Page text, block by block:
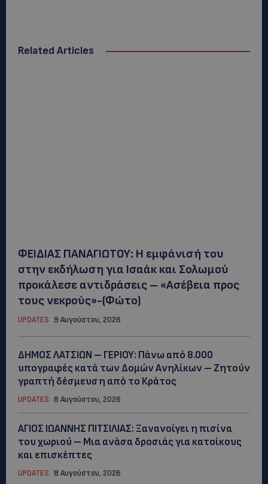
Related Articles
ΦΕΙΔΙΑΣ ΠΑΝΑΓΙΩΤΟΥ: Η εμφάνισή του
στην εκδήλωση για Ισαάκ και Σολωμού
προκάλεσε αντιδράσεις – «Ασέβεια προς
τους νεκρούς»-(Φώτο)
UPDATES 9 Αυγούστου, 2026
ΔΗΜΟΣ ΛΑΤΣΙΩΝ – ΓΕΡΙΟΥ: Πάνω από 8.000
υπογραφές κατά των Δομών Ανηλίκων – Ζητούν
γραπτή δέσμευση από το Κράτος
UPDATES 8 Αυγούστου, 2026
ΑΓΙΟΣ ΙΩΑΝΝΗΣ ΠΙΤΣΙΛΙΑΣ: Ξανανοίγει η πισίνα
του χωριού – Μια ανάσα δροσιάς για κατοίκους
και επισκέπτες
UPDATES 8 Αυγούστου, 2026